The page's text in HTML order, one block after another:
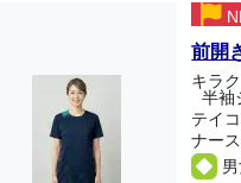
前開
キラク
半袖
テイ
ナー